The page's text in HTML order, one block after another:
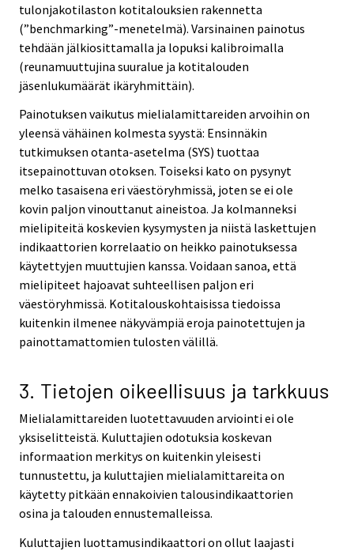
tulonjakotilaston kotitalouksien rakennetta
(”benchmarking”-menetelmä). Varsinainen painotus
tehdään jälkiosittamalla ja lopuksi kalibroimalla
(reunamuuttujina suuralue ja kotitalouden
jäsenlukumäärät ikäryhmittäin).
Painotuksen vaikutus mielialamittareiden arvoihin on
yleensä vähäinen kolmesta syystä: Ensinnäkin
tutkimuksen otanta-asetelma (SYS) tuottaa
itsepainottuvan otoksen. Toiseksi kato on pysynyt
melko tasaisena eri väestöryhmissä, joten se ei ole
kovin paljon vinouttanut aineistoa. Ja kolmanneksi
mielipiteitä koskevien kysymysten ja niistä laskettujen
indikaattorien korrelaatio on heikko painotuksessa
käytettyjen muuttujien kanssa. Voidaan sanoa, että
mielipiteet hajoavat suhteellisen paljon eri
väestöryhmissä. Kotitalouskohtaisissa tiedoissa
kuitenkin ilmenee näkyvämpiä eroja painotettujen ja
painottamattomien tulosten välillä.
3. Tietojen oikeellisuus ja tarkkuus
Mielialamittareiden luotettavuuden arviointi ei ole
yksiselitteistä. Kuluttajien odotuksia koskevan
informaation merkitys on kuitenkin yleisesti
tunnustettu, ja kuluttajien mielialamittareita on
käytetty pitkään ennakoivien talousindikaattorien
osina ja talouden ennustemalleissa.
Kuluttajien luottamusindikaattori on ollut laajasti